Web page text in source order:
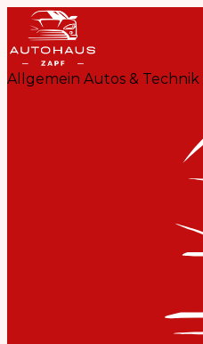
Allgemein Autos & Technik